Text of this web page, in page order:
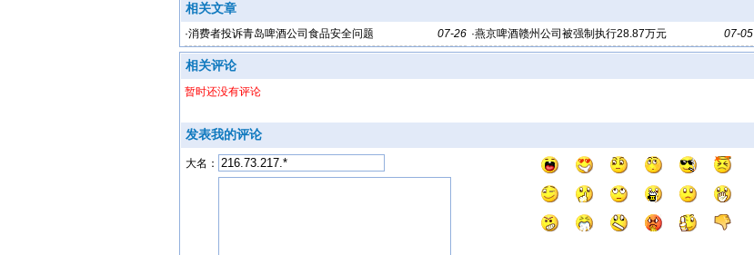
相关文章
07-26
·消费者投诉青岛啤酒公司食品安全问题 07-05
·燕京啤酒赣州公司被强制执行28.87万元
相关评论
暂时还没有评论
发表我的评论
大名：